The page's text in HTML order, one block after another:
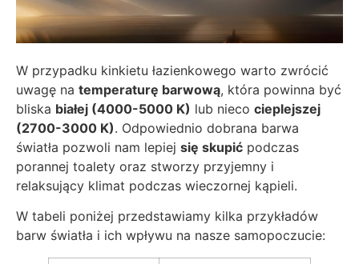
W przypadku kinkietu łazienkowego warto zwrócić
uwagę na temperaturę barwową, która powinna być
bliska białej (4000-5000 K) lub nieco cieplejszej
(2700-3000 K). Odpowiednio dobrana barwa
światła pozwoli nam lepiej się skupić podczas
porannej toalety oraz stworzy przyjemny i
relaksujący klimat podczas wieczornej kąpieli.
W tabeli poniżej przedstawiamy kilka przykładów
barw światła i ich wpływu na nasze samopoczucie: